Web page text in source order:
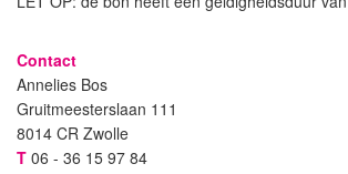
Contact
Annelies Bos
Gruitmeesterslaan 111
8014 CR Zwolle
T 06 - 36 15 97 84